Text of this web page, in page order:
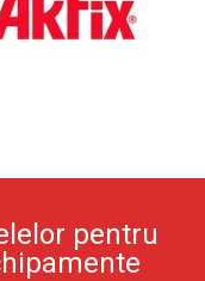
pentru